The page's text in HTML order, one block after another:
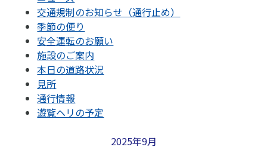
交通規制のお知らせ（通行止め）
季節の便り
安全運転のお願い
施設のご案内
本日の道路状況
見所
通行情報
遊覧ヘリの予定
2025年9月